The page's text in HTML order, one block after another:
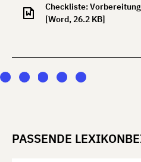
Checkliste:
[Word, 26.2 KB]
PASSENDE